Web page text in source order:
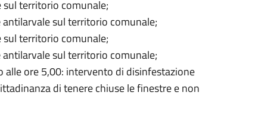
territorio comunale;
sul territorio comunale;
territorio comunale;
sul territorio comunale;
alle ore 5,00: intervento di disinfestazione
di tenere chiuse le finestre e non